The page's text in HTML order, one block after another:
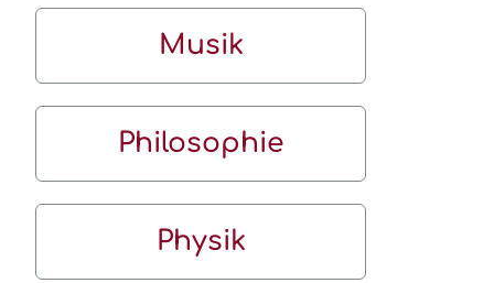
Musik
Philosophie
Physik